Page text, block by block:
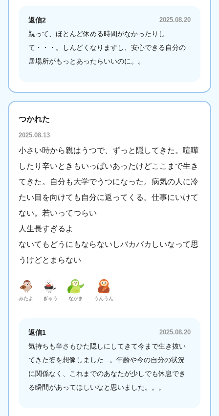
返信2 2025.08.20
親って、ほとんど休める時間がなかったりし
て・・・。しんどくなりますし、安心できる自分の
居場所がもっとあったらいいのに。。
つかれた
2025.08.13
小さい時から親はうつで、ずっと隠してきた。喧嘩
したり辛いときもいっぱいあったけどここまで生き
てきた。自分も大学でうつになった。病気の人に冷
たい目を向けても自分に返ってくる。仕事にいけて
ない。若いってつらい
人生長すぎるよ
ないてもどうにもならないしバカバカしいなって思
うけどとまらない
みたよ ぎゅう なかま うんうん
返信1 2025.08.20
気持ちも辛さもひた隠しにしてきて今まで生き抜い
てきた姿を想像しました...。年齢や今の自分の状況
に関係なく、これまでのあなたが少しでも休息でき
る瞬間があってほしいなと思いました。。。